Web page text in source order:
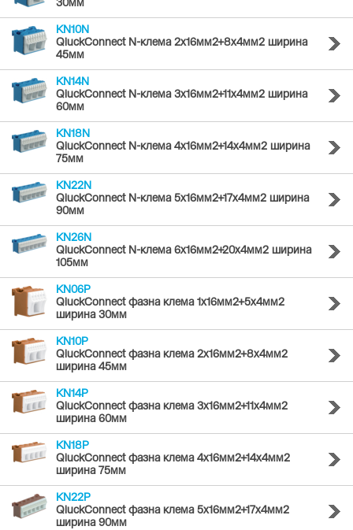
30мм
KN10N
QiuckConnect N-клема 2x16мм2+8x4мм2 ширина
45мм
KN14N
QiuckConnect N-клема 3x16мм2+11x4мм2 ширина
60мм
KN18N
QiuckConnect N-клема 4x16мм2+14x4мм2 ширина
75мм
KN22N
QiuckConnect N-клема 5x16мм2+17x4мм2 ширина
90мм
KN26N
QiuckConnect N-клема 6x16мм2+20x4мм2 ширина
105мм
KN06P
QiuckConnect фазна клема 1x16мм2+5x4мм2
ширина 30мм
KN10P
QiuckConnect фазна клема 2x16мм2+8x4мм2
ширина 45мм
KN14P
QiuckConnect фазна клема 3x16мм2+11x4мм2
ширина 60мм
KN18P
QiuckConnect фазна клема 4x16мм2+14x4мм2
ширина 75мм
KN22P
QiuckConnect фазна клема 5x16мм2+17x4мм2
ширина 90мм